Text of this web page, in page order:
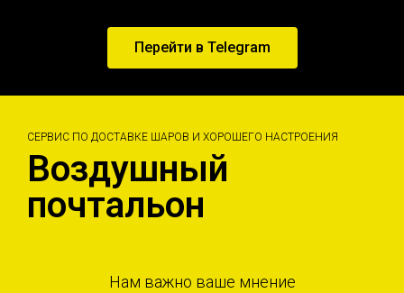
Перейти в Telegram
СЕРВИС ПО ДОСТАВКЕ ШАРОВ И ХОРОШЕГО НАСТРОЕНИЯ
Воздушный
почтальон
Нам важно ваше мнение